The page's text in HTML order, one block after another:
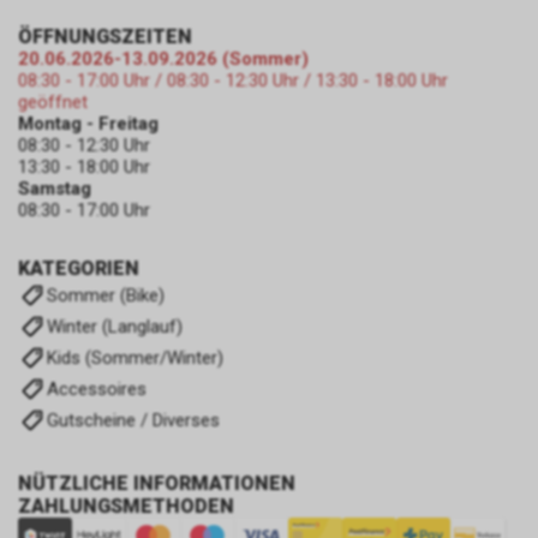
KATEGORIEN
Sommer (Bike)
Winter (Langlauf)
Kids (Sommer/Winter)
Accessoires
Gutscheine / Diverses
NÜTZLICHE INFORMATIONEN
ZAHLUNGSMETHODEN
ÖFFNUNGSZEITEN
20.06.2026-13.09.2026 (Sommer)
08:30 - 17:00 Uhr / 08:30 - 12:30 Uhr / 13:30 - 18:00 Uhr
geöffnet
Montag - Freitag
08:30 - 12:30 Uhr
13:30 - 18:00 Uhr
Samstag
08:30 - 17:00 Uhr